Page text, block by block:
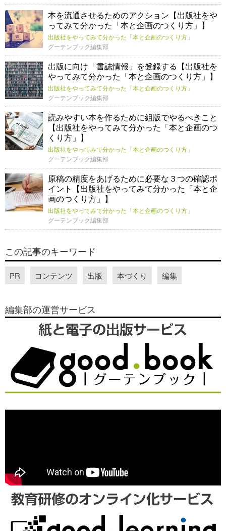
本を流通させるためのアクション【出版社をや
ってみて分かった「本と企画のつくり方」】
出版社をやってみて分かった「本と企画のつくり方」
グーテンブック編集部
出版に向け「書誌情報」を登録する【出版社を
やってみて分かった「本と企画のつくり方」】
出版社をやってみて分かった「本と企画のつくり方」
グーテンブック編集部
読みやすい本を作るために組版でやるべきこと
【出版社をやってみて分かった「本と企画のつ
くり方」】
出版社をやってみて分かった「本と企画のつくり方」
グーテンブック編集部
原稿の精度をあげるために必要な３つの確認ポ
イント【出版社をやってみて分かった「本と企
画のつくり方」】
出版社をやってみて分かった「本と企画のつくり方」
グーテンブック編集部
この記事のキーワード
PR コンテンツ 出版 本づくり 編集
編集部の運営サービス